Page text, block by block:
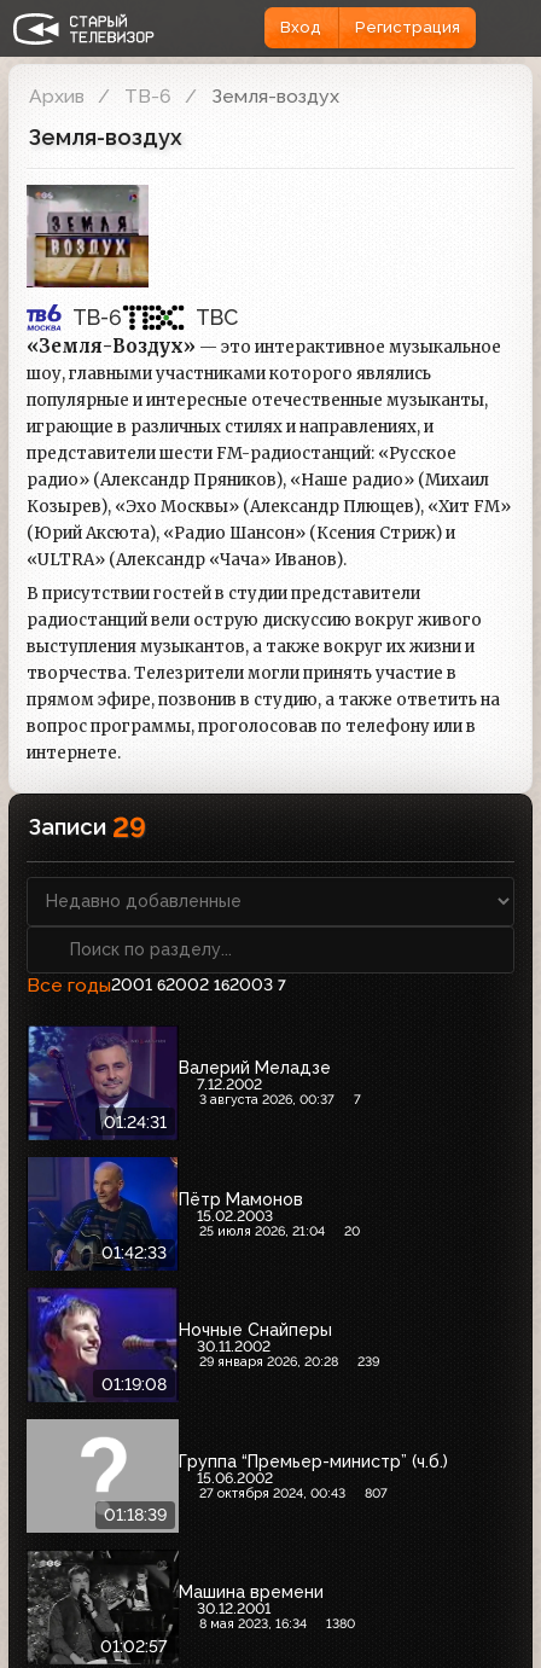
Вход Регистрация
Архив ТВ-6 Земля-воздух
Земля-воздух
ТВ-6 ТВС
«Земля-Воздух» — это интерактивное музыкальное
шоу, главными участниками которого являлись
популярные и интересные отечественные музыканты,
играющие в различных стилях и направлениях, и
представители шести FM-радиостанций: «Русское
радио» (Александр Пряников), «Наше радио» (Михаил
Козырев), «Эхо Москвы» (Александр Плющев), «Хит FM»
(Юрий Аксюта), «Радио Шансон» (Ксения Стриж) и
«ULTRA» (Александр «Чача» Иванов).
В присутствии гостей в студии представители
радиостанций вели острую дискуссию вокруг живого
выступления музыкантов, а также вокруг их жизни и
творчества. Телезрители могли принять участие в
прямом эфире, позвонив в студию, а также ответить на
вопрос программы, проголосовав по телефону или в
интернете.
Записи 29
Все годы2001 62002 162003 7
01:24:31
Валерий Меладзе
7.12.2002
3 августа 2026, 00:37 7
01:42:33
Пётр Мамонов
15.02.2003
25 июля 2026, 21:04 20
01:19:08
Ночные Снайперы
30.11.2002
29 января 2026, 20:28 239
01:18:39
Группа “Премьер-министр” (ч.б.)
15.06.2002
27 октября 2024, 00:43 807
01:02:57
Машина времени
30.12.2001
8 мая 2023, 16:34 1380